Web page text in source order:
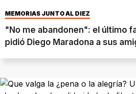
MEMORIAS JUNTO AL DIEZ
"No me abandonen": el último
pidió Diego Maradona a sus